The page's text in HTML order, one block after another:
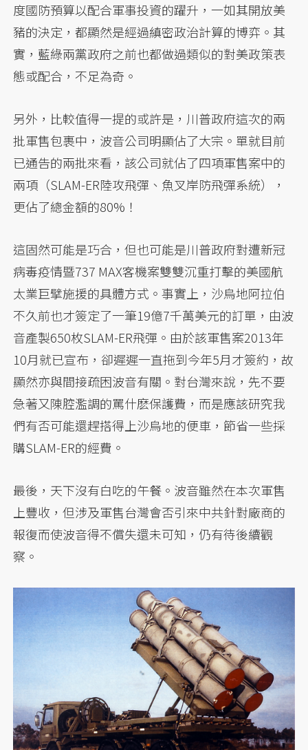
度國防預算以配合軍事投資的躍升，一如其開放美
豬的決定，都顯然是經過縝密政治計算的博弈。其
實，藍綠兩黨政府之前也都做過類似的對美政策表
態或配合，不足為奇。
另外，比較值得一提的或許是，川普政府這次的兩
批軍售包裹中，波音公司明顯佔了大宗。單就目前
已通告的兩批來看，該公司就佔了四項軍售案中的
兩項（SLAM-ER陸攻飛彈、魚叉岸防飛彈系統），
更佔了總金額的80%！
這固然可能是巧合，但也可能是川普政府對遭新冠
病毒疫情暨737 MAX客機案雙雙沉重打擊的美國航
太業巨擘施援的具體方式。事實上，沙烏地阿拉伯
不久前也才簽定了一筆19億7千萬美元的訂單，由波
音產製650枚SLAM-ER飛彈。由於該軍售案2013年
10月就已宣布，卻遲遲一直拖到今年5月才簽約，故
顯然亦與間接疏困波音有關。對台灣來說，先不要
急著又陳腔濫調的罵什麽保護費，而是應該研究我
們有否可能還趕搭得上沙烏地的便車，節省一些採
購SLAM-ER的經費。
最後，天下沒有白吃的午餐。波音雖然在本次軍售
上豐收，但涉及軍售台灣會否引來中共針對廠商的
報復而使波音得不償失還未可知，仍有待後續觀
察。